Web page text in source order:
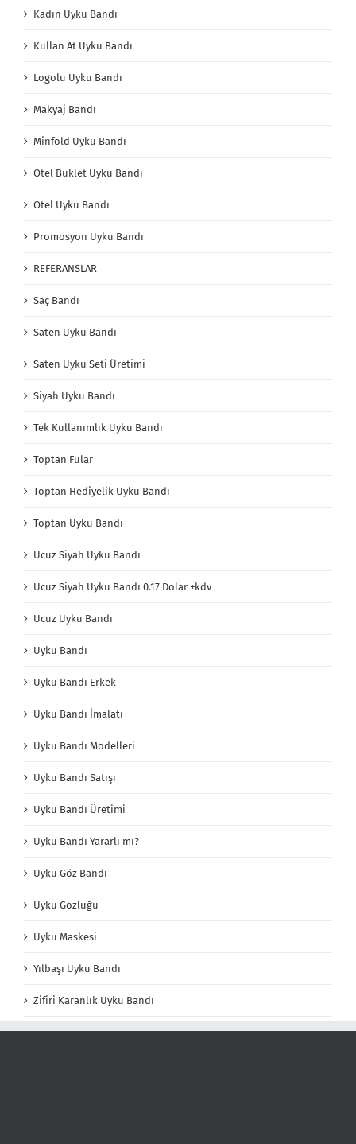
Kadın Uyku Bandı
Kullan At Uyku Bandı
Logolu Uyku Bandı
Makyaj Bandı
Minfold Uyku Bandı
Otel Buklet Uyku Bandı
Otel Uyku Bandı
Promosyon Uyku Bandı
REFERANSLAR
Saç Bandı
Saten Uyku Bandı
Saten Uyku Seti Üretimi
Siyah Uyku Bandı
Tek Kullanımlık Uyku Bandı
Toptan Fular
Toptan Hediyelik Uyku Bandı
Toptan Uyku Bandı
Ucuz Siyah Uyku Bandı
Ucuz Siyah Uyku Bandı 0.17 Dolar +kdv
Ucuz Uyku Bandı
Uyku Bandı
Uyku Bandı Erkek
Uyku Bandı İmalatı
Uyku Bandı Modelleri
Uyku Bandı Satışı
Uyku Bandı Üretimi
Uyku Bandı Yararlı mı?
Uyku Göz Bandı
Uyku Gözlüğü
Uyku Maskesi
Yılbaşı Uyku Bandı
Zifiri Karanlık Uyku Bandı